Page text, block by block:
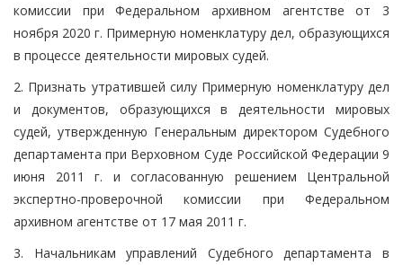
комиссии при Федеральном архивном агентстве от 3
ноября 2020 г. Примерную номенклатуру дел, образующихся
в процессе деятельности мировых судей.
2. Признать утратившей силу Примерную номенклатуру дел
и документов, образующихся в деятельности мировых
судей, утвержденную Генеральным директором Судебного
департамента при Верховном Суде Российской Федерации 9
июня 2011 г. и согласованную решением Центральной
экспертно-проверочной комиссии при Федеральном
архивном агентстве от 17 мая 2011 г.
3. Начальникам управлений Судебного департамента в